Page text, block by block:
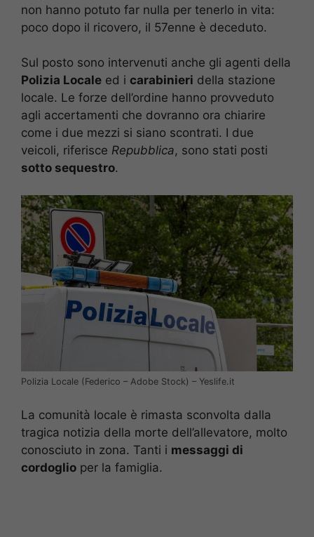
non hanno potuto far nulla per tenerlo in vita:
poco dopo il ricovero, il 57enne è deceduto.
Sul posto sono intervenuti anche gli agenti della
Polizia Locale ed i carabinieri della stazione
locale. Le forze dell’ordine hanno provveduto
agli accertamenti che dovranno ora chiarire
come i due mezzi si siano scontrati. I due
veicoli, riferisce Repubblica, sono stati posti
sotto sequestro.
Polizia Locale (Federico – Adobe Stock) – Yeslife.it
La comunità locale è rimasta sconvolta dalla
tragica notizia della morte dell’allevatore, molto
conosciuto in zona. Tanti i messaggi di
cordoglio per la famiglia.